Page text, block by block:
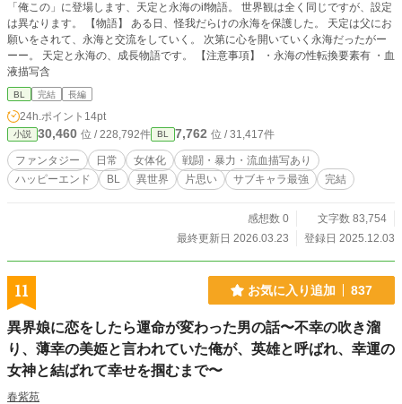
「俺この」に登場します、天定と永海のif物語。 世界観は全く同じですが、設定
は異なります。 【物語】 ある日、怪我だらけの永海を保護した。 天定は父にお
願いをされて、永海と交流をしていく。 次第に心を開いていく永海だったがー
ーー。 天定と永海の、成長物語です。 【注意事項】 ・永海の性転換要素有 ・血
液描写含
BL 完結 長編
24h.ポイント 14pt
小説 30,460 位 / 228,792件 BL 7,762 位 / 31,417件
ファンタジー 日常 女体化
戦闘・暴力・流血描写あり
ハッピーエンド
BL 異世界 片思い サブキャラ最強 完結
感想数 0
文字数 83,754
最終更新日 2026.03.23
登録日 2025.12.03
11 お気に入り追加 837
異界娘に恋をしたら運命が変わった男の話〜不幸の吹き溜
り、薄幸の美姫と言われていた俺が、英雄と呼ばれ、幸運の
女神と結ばれて幸せを掴むまで〜
春紫苑